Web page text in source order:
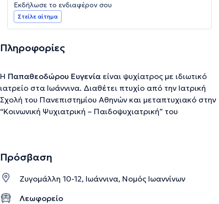
Εκδήλωσε το ενδιαφέρον σου
Στείλε αίτημα
Πληροφορίες
Η Παπαθεοδώρου Ευγενία είναι ψυχίατρος με ιδιωτικό
ιατρείο στα Ιωάννινα. Διαθέτει πτυχίο από την Ιατρική
Σχολή του Πανεπιστημίου Αθηνών και μεταπτυχιακό στην
“Κοινωνική Ψυχιατρική – Παιδοψυχιατρική” του
θεωρητικά στη Γνωστική - Αναλυτική Ψυχοθεραπεία. Η
ιδιωτικό της ιατρείο παρέχει εξειδικευμένες υπηρεσίες
και αντιμετωπίζει πλήθος παθήσεων.
Πρόσβαση
Ζυγομάλλη 10-12, Ιωάννινα, Νομός Ιωαννίνων
Λεωφορείο